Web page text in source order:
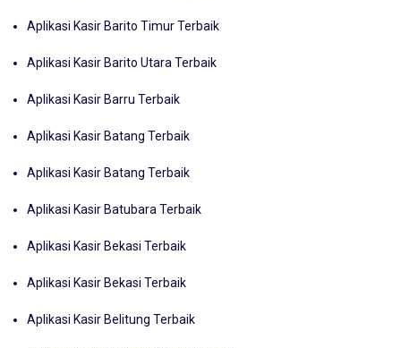
Aplikasi Kasir Barito Timur Terbaik
Aplikasi Kasir Barito Utara Terbaik
Aplikasi Kasir Barru Terbaik
Aplikasi Kasir Batang Terbaik
Aplikasi Kasir Batang Terbaik
Aplikasi Kasir Batubara Terbaik
Aplikasi Kasir Bekasi Terbaik
Aplikasi Kasir Bekasi Terbaik
Aplikasi Kasir Belitung Terbaik